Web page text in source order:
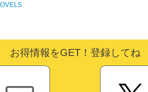
お得情報をGET！登録してね